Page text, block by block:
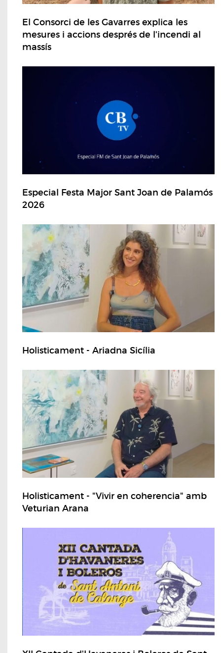
El Consorci de les Gavarres explica les
mesures i accions després de l'incendi al
massís
Especial Festa Major Sant Joan de Palamós
2026
Holisticament - Ariadna Sicília
Holisticament - "Vivir en coherencia" amb
Veturian Arana